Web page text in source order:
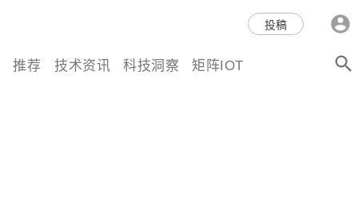
科技互联网,科技,资讯,动态,洞
察,量子,计算,AI,人工智能,机器
投稿
推荐 技术资讯 科技洞察 矩阵IOT